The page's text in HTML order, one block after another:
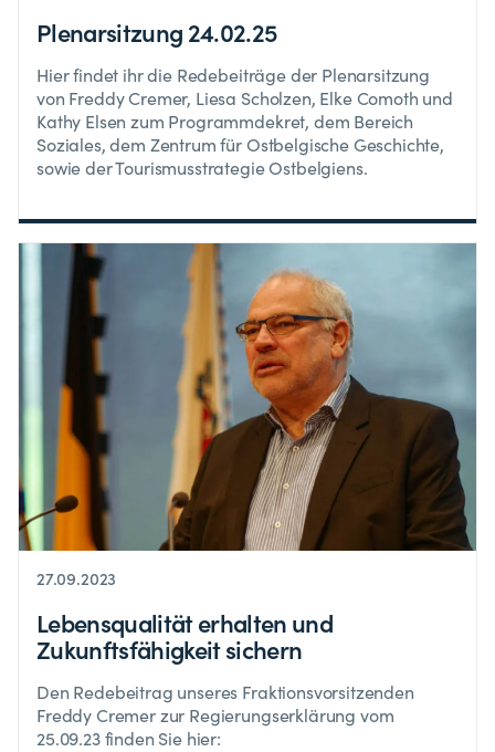
Plenarsitzung 24.02.25
Hier findet ihr die Redebeiträge der Plenarsitzung
von Freddy Cremer, Liesa Scholzen, Elke Comoth und
Kathy Elsen zum Programmdekret, dem Bereich
Soziales, dem Zentrum für Ostbelgische Geschichte,
sowie der Tourismusstrategie Ostbelgiens.
27.09.2023
Lebensqualität erhalten und
Zukunftsfähigkeit sichern
Den Redebeitrag unseres Fraktionsvorsitzenden
Freddy Cremer zur Regierungserklärung vom
25.09.23 finden Sie hier: